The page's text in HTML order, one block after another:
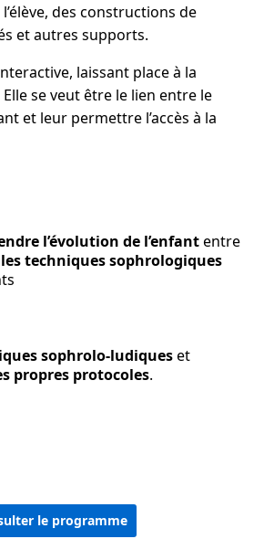
des constructions de
et autres supports.
laissant place à la
se veut être le lien entre le
et leur permettre l’accès à la
l’évolution de l’enfantentre
techniques sophrologiques
sophrolo-ludiqueset
propres protocoles.
le programme